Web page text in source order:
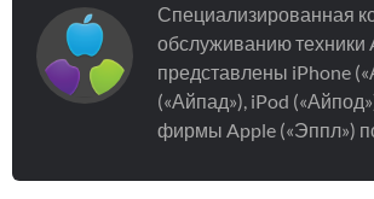
Специализированная
обслуживанию техники
представлены iPhone
(«Айпад»), iPod
фирмы Apple («Эппл»)